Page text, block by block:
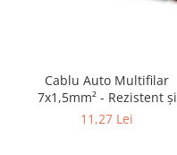
Cablu Auto Multifilar
7x1,5mm² - Rezistent și
Flexibil pentru Remorci 12V-
11,27 Lei